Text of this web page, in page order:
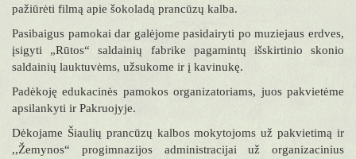
pažiūrėti filmą apie šokoladą prancūzų kalba.
Pasibaigus pamokai dar galėjome pasidairyti po muziejaus erdves,
įsigyti „Rūtos“ saldainių fabrike pagamintų išskirtinio skonio
saldainių lauktuvėms, užsukome ir į kavinukę.
Padėkoję edukacinės pamokos organizatoriams, juos pakvietėme
apsilankyti ir Pakruojyje.
Dėkojame Šiaulių prancūzų kalbos mokytojoms už pakvietimą ir
,,Žemynos“ progimnazijos administracijai už organizacinius